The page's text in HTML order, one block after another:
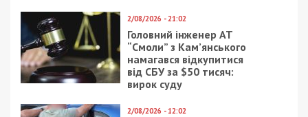
2/08/2026 - 21:02
Головний інженер АТ
“Смоли” з Кам’янського
намагався відкупитися
від СБУ за $50 тисяч:
вирок суду
2/08/2026 - 12:02